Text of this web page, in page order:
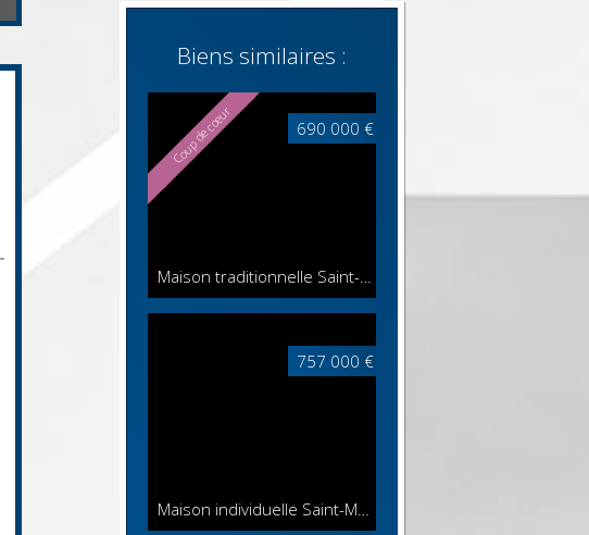
Biens similaires :
Coup de cœur 690 000 €
Maison traditionnelle Saint-Maur-des-Fossés
757 000 €
Maison individuelle Saint-Maur-des-Fossés